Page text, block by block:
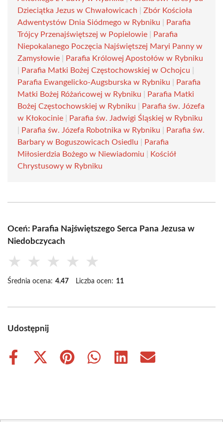
Dzieciątka Jezus w Chwałowicach
Zbór Kościoła
Adwentystów Dnia Siódmego w Rybniku
Parafia
Trójcy Przenajświętszej w Popielowie
Parafia
Niepokalanego Poczęcia Najświętszej Maryi Panny w
Zamysłowie
Parafia Królowej Apostołów w Rybniku
Parafia Matki Bożej Częstochowskiej w Ochojcu
Parafia Ewangelicko-Augsburska w Rybniku
Parafia
Matki Bożej Różańcowej w Rybniku
Parafia Matki
Bożej Częstochowskiej w Rybniku
Parafia św. Józefa
w Kłokocinie
Parafia św. Jadwigi Śląskiej w Rybniku
Parafia św. Józefa Robotnika w Rybniku
Parafia św.
Barbary w Boguszowicach Osiedlu
Parafia
Miłosierdzia Bożego w Niewiadomiu
Kościół
Chrystusowy w Rybniku
Oceń: Parafia Najświętszego Serca Pana Jezusa w
Niedobczycach
★ ★ ★ ★ ★
Średnia ocena: 4.47 Liczba ocen: 11
Udostępnij
Share
Share
Share
Share
Share
Share